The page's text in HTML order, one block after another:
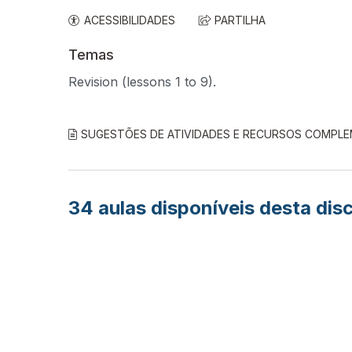
ACESSIBILIDADES PARTILHA
Temas
Revision (lessons 1 to 9).
SUGESTÕES DE ATIVIDADES E RECURSOS
34 aulas disponíveis desta